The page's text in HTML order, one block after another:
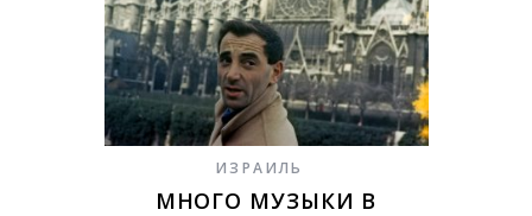
ИЗРАИЛЬ
МНОГО МУЗЫКИ В